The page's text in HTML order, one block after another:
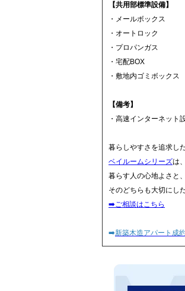
【共用部標準設備】
・メールボックス
・オートロック
・プロパンガス
・宅配BOX
・敷地内ゴミボックス
【備考】
・高速インターネット
暮らしやすさを追求し
ベイルームシリーズは
暮らす人の心地よさと
そのどちらも大切にし
➡️ご相談はこちら
➡️新築木造アパート成